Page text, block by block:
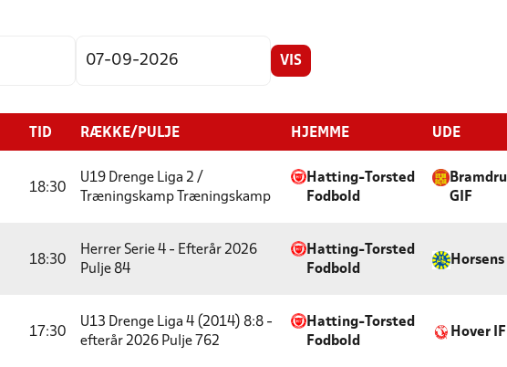
VIS
TID RÆKKE/PULJE HJEMME UDE
18:30
U19 Drenge Liga 2 /
Træningskamp
Træningskamp
Hatting-Torsted
Fodbold
GIF
18:30
Herrer Serie 4 - Efterår 2026
Pulje 84
Hatting-Torsted
Fodbold
Horsens
17:30
U13 Drenge Liga 4 (2014) 8:8 -
efterår 2026 Pulje 762
Hatting-Torsted
Fodbold
Hover IF